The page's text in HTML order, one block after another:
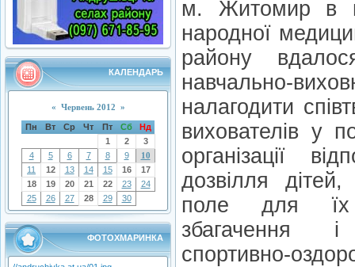
КАЛЕНДАРЬ
« Червень 2012 »
Пн Вт Ср Чт Пт Сб
Нд
1
2
3
4
5 6 7 8 9
10
11
12 13 14 15 16
17
18
19 20 21 22 23
24
25
26 27 28 29 30
ФОТОХМАРИНКА
м. Житомир в
народної
району
навчально-
налагодити
вихователів у
організації
дозвілля
поле для їх
збагачення
спортивно-